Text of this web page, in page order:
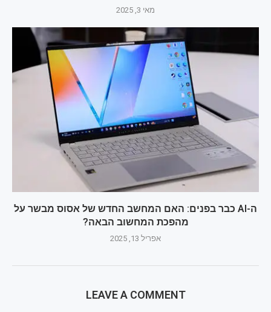
מאי 3, 2025
ה-AI כבר בפנים: האם המחשב החדש של אסוס מבשר על
מהפכת המחשוב הבאה?
אפריל 13, 2025
LEAVE A COMMENT